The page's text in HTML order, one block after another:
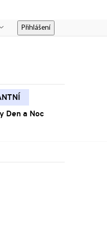
Přihlášení
Den a Noc